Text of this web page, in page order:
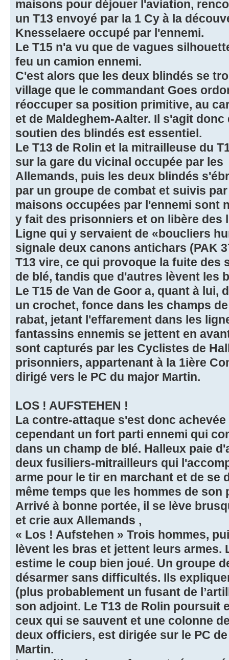
maisons pour déjouer l'aviation,
un T13 envoyé par la 1 Cy à la
Knesselaere occupé par l'ennemi.
Le T15 n'a vu que de vagues
feu un camion ennemi.
C'est alors que les deux blindés se
village que le commandant Goes
réoccuper sa position primitive, au
et de Maldeghem-Aalter. Il s'agit
soutien des blindés est essentiel.
Le T13 de Rolin et la mitrailleuse du
sur la gare du vicinal occupée par les
Allemands, puis les deux blindés
par un groupe de combat et suivis
maisons occupées par l'ennemi sont
y fait des prisonniers et on libère des
Ligne qui y servaient de «boucliers
signale deux canons antichars (PAK
T13 vire, ce qui provoque la fuite des
de blé, tandis que d'autres lèvent les
Le T15 de Van de Goor a, quant à lui,
un crochet, fonce dans les champs
rabat, jetant l'effarement dans les
fantassins ennemis se jettent en
sont capturés par les Cyclistes de
prisonniers, appartenant à la 1ière
dirigé vers le PC du major Martin.
LOS ! AUFSTEHEN !
La contre-attaque s'est donc
cependant un fort parti ennemi qui
dans un champ de blé. Halleux paie
deux fusiliers-mitrailleurs qui
arme pour le tir en marchant et de se
même temps que les hommes de son
Arrivé à bonne portée, il se lève
et crie aux Allemands ,
« Los ! Aufstehen » Trois hommes,
lèvent les bras et jettent leurs armes.
estime le coup bien joué. Un groupe
désarmer sans difficultés. Ils
(plus probablement un fusant de
son adjoint. Le T13 de Rolin poursuit
ceux qui se sauvent et une colonne
deux officiers, est dirigée sur le PC
Martin.